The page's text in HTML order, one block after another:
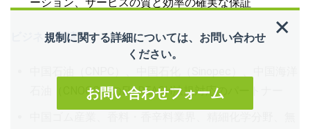
ビジネス実績
石油（CNOOC）のEU REACH法規対応のパートナー
規制に関する詳細については、お問い合わせ
ください。
お問い合わせフォーム